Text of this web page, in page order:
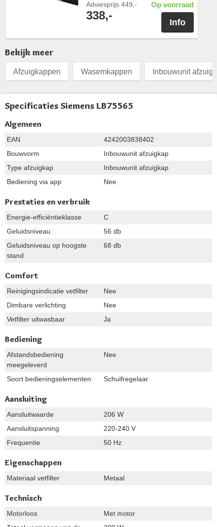
Adviesprijs 449,-
338,-
Op voorraad
Info
Bekijk meer
Afzuigkappen Wasemkappen Inbouwunit
Specificaties Siemens LB75565
Algemeen
EAN
4242003838402
Bouwvorm
Inbouwunit afzuigkap
Type afzuigkap
Inbouwunit afzuigkap
Bediening via app
Nee
Prestaties en verbruik
Energie-efficiëntieklasse
C
Geluidsniveau
56 db
Geluidsniveau op hoogste
stand
68 db
Comfort
Reinigingsindicatie vetfilter
Nee
Dimbare verlichting
Nee
Vetfilter uitwasbaar
Ja
Bediening
Afstandsbediening
meegeleverd
Nee
Soort bedieningselementen Schuifregelaar
Aansluiting
Aansluitwaarde
206 W
Aansluitspanning
220-240 V
Frequentie
50 Hz
Eigenschappen
Materiaal vetfilter Metaal
Technisch
Motorloos
Met motor